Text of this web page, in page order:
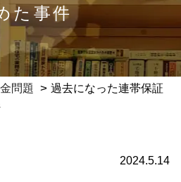
た事件
問題 > 過去になった連帯保証
2024.5.14